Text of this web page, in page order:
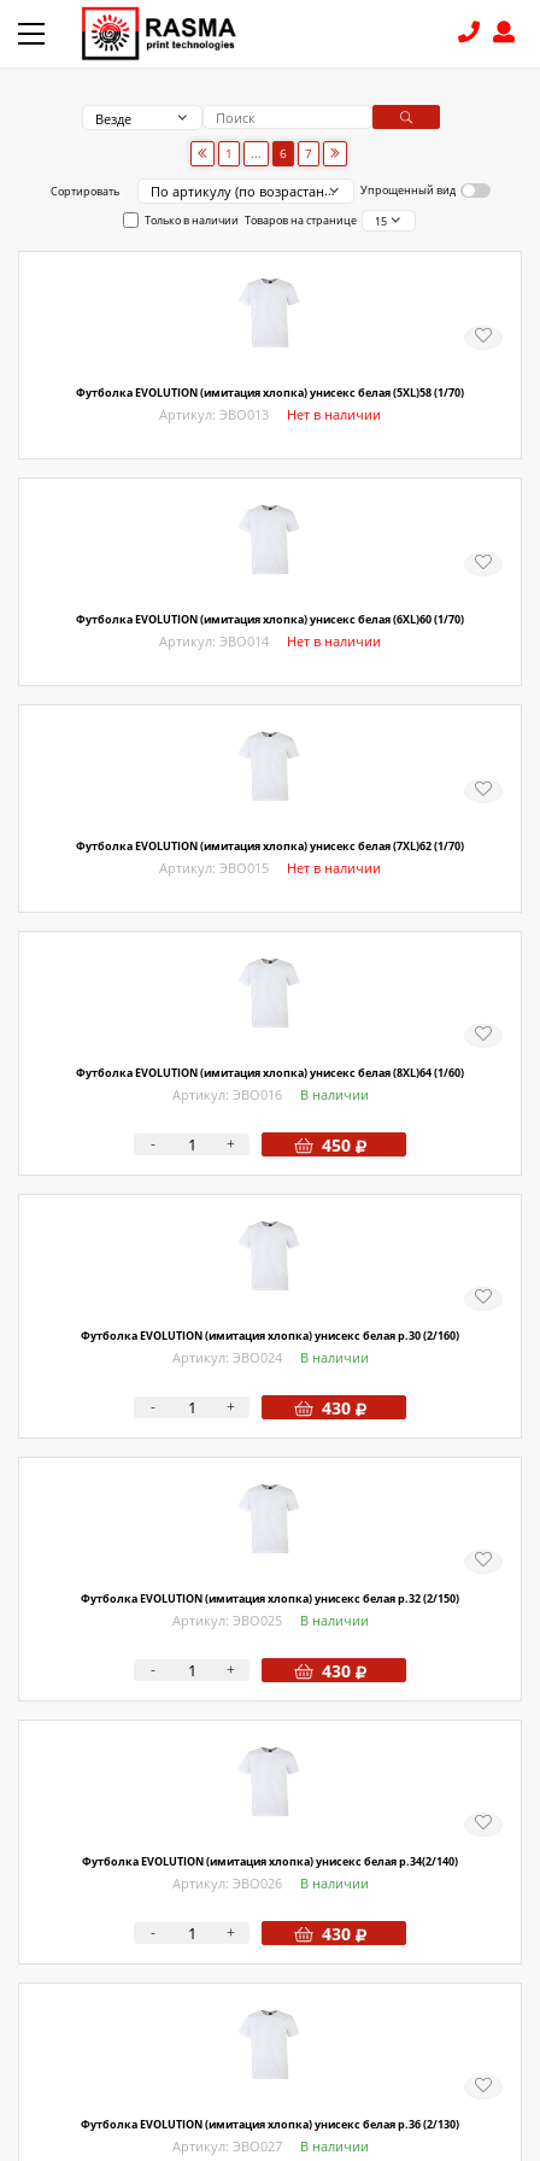
Условия поставки
КАТАЛОГ
КОНТАКТЫ
8 (831) 414-15-19
Везде
1 ... 6 7
Сортировать По артикулу (по возрастанию)
Упрощенный вид
Только в наличии Товаров на странице 15
Футболка EVOLUTION (имитация хлопка) унисекс белая (5XL)58 (1/70)
Артикул: ЭВО013 Нет в наличии
Футболка EVOLUTION (имитация хлопка) унисекс белая (6XL)60 (1/70)
Артикул: ЭВО014 Нет в наличии
Футболка EVOLUTION (имитация хлопка) унисекс белая (7XL)62 (1/70)
Артикул: ЭВО015 Нет в наличии
Футболка EVOLUTION (имитация хлопка) унисекс белая (8XL)64 (1/60)
Артикул: ЭВО016 В наличии
- + 450
Футболка EVOLUTION (имитация хлопка) унисекс белая р.30 (2/160)
Артикул: ЭВО024 В наличии
- + 430
Футболка EVOLUTION (имитация хлопка) унисекс белая р.32 (2/150)
Артикул: ЭВО025 В наличии
- + 430
Футболка EVOLUTION (имитация хлопка) унисекс белая р.34(2/140)
Артикул: ЭВО026 В наличии
- + 430
Футболка EVOLUTION (имитация хлопка) унисекс белая р.36 (2/130)
Артикул: ЭВО027 В наличии